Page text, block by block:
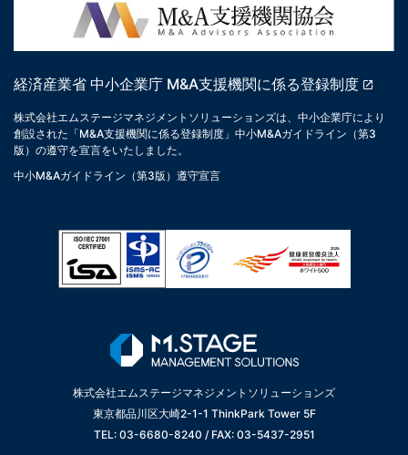
経済産業省 中小企業庁 M&A支援機関に係る登録制度
株式会社エムステージマネジメントソリューションズは、中小企業庁により
創設された「M&A支援機関に係る登録制度」中小M&Aガイドライン（第3
版）の遵守を宣言をいたしました。
中小M&Aガイドライン（第3版）遵守宣言
株式会社エムステージマネジメントソリューションズ
東京都品川区大崎2-1-1 ThinkPark Tower 5F
TEL: 03-6680-8240 / FAX: 03-5437-2951